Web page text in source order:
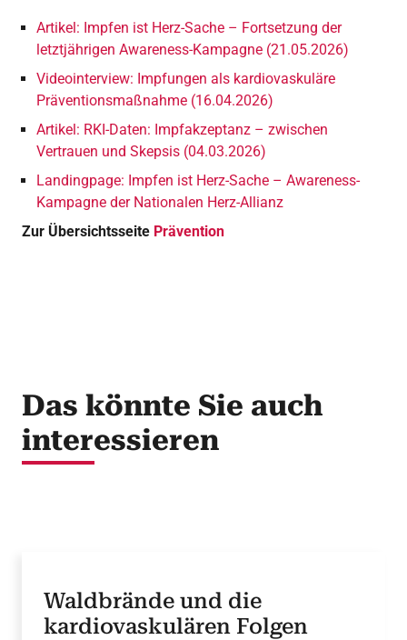
Artikel: Impfen ist Herz-Sache – Fortsetzung der
letztjährigen Awareness-Kampagne (21.05.2026)
Videointerview: Impfungen als kardiovaskuläre
Präventionsmaßnahme (16.04.2026)
Artikel: RKI-Daten: Impfakzeptanz – zwischen
Vertrauen und Skepsis (04.03.2026)
Landingpage: Impfen ist Herz-Sache – Awareness-
Kampagne der Nationalen Herz-Allianz
Zur Übersichtsseite Prävention
Das könnte Sie auch
interessieren
Waldbrände und die
kardiovaskulären Folgen